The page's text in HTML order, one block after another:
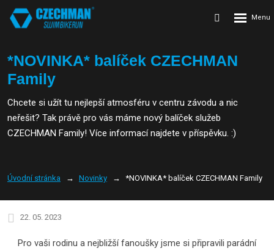
Vyhledávání
Rozbalení
*NOVINKA* balíček CZECHMAN
Family
Chcete si užít tu nejlepší atmosféru v centru závodu a nic
neřešit? Tak právě pro vás máme nový balíček služeb
CZECHMAN Family! Více informací najdete v příspěvku. :)
Úvodní stránka Novinky *NOVINKA* balíček CZECHMAN Family
22. 05. 2023
Pro vaši rodinu a nejbližší fanoušky jsme si připravili parádní